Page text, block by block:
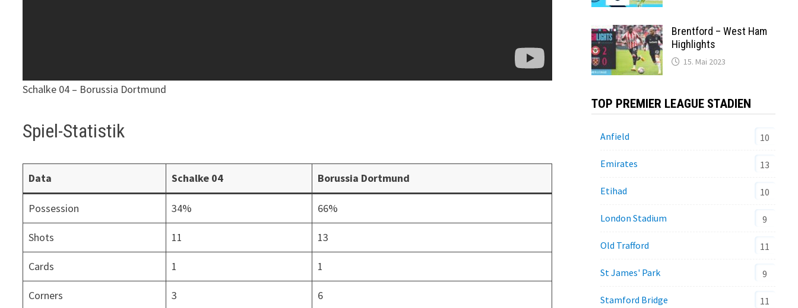
Schalke 04 – Borussia Dortmund
Spiel-Statistik
Data Schalke 04 Borussia Dortmund
Possession 34% 66%
Shots 11 13
Cards 1 1
Corners 3 6
Brentford – West Ham
Highlights
15. Mai 2023
TOP PREMIER LEAGUE STADIEN
Anfield 10
Emirates 13
Etihad 10
London Stadium 9
Old Trafford 11
St James' Park 9
Stamford Bridge 11